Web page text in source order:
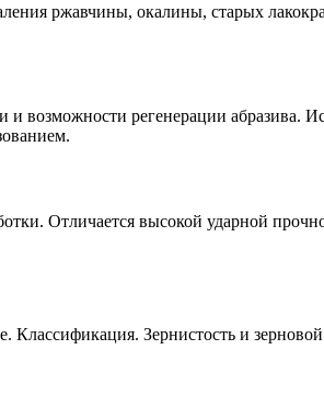
ржавчины, окалины, старых
возможности регенерации абразива.
Отличается высокой ударной
Зернистость и